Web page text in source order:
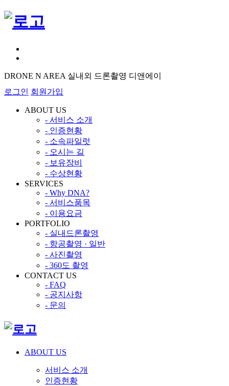
DRONE N AREA 실내외 드론촬영 디앤에이
로그인 회원가입
ABOUT US
- 서비스 소개
- 인증현황
- 소속파일럿
- 오시는 길
- 보유장비
- 수상현황
SERVICES
- Why DNA?
- 서비스품목
- 이용요금
PORTFOLIO
- 실내드론촬영
- 항공촬영 · 일반
- 사진촬영
- 360도 촬영
CONTACT US
- FAQ
- 공지사항
- 문의
ABOUT US
서비스 소개
인증현황